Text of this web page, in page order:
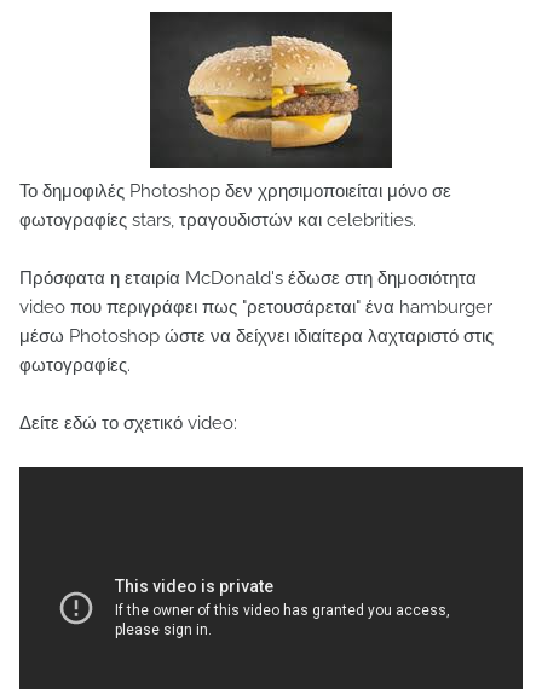
Το δημοφιλές Photoshop δεν χρησιμοποιείται μόνο σε
φωτογραφίες stars, τραγουδιστών και celebrities.
Πρόσφατα η εταιρία McDonald's έδωσε στη δημοσιότητα
video που περιγράφει πως "ρετουσάρεται" ένα hamburger
μέσω Photoshop ώστε να δείχνει ιδιαίτερα λαχταριστό στις
φωτογραφίες.
Δείτε εδώ το σχετικό video: